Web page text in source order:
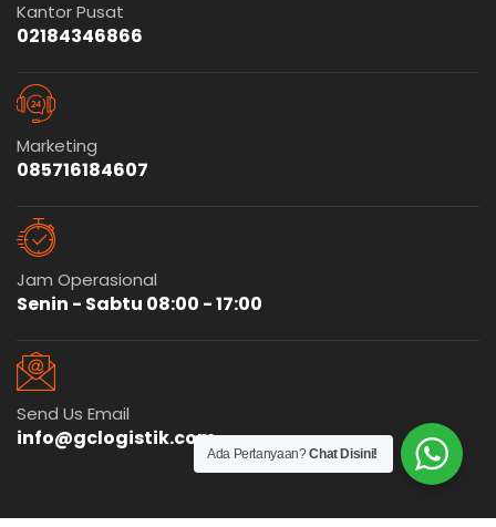
Kantor Pusat
02184346866
Marketing
085716184607
Jam Operasional
Senin - Sabtu 08:00 - 17:00
Send Us Email
info@gclogistik.com
Ada Pertanyaan?Chat Disini!